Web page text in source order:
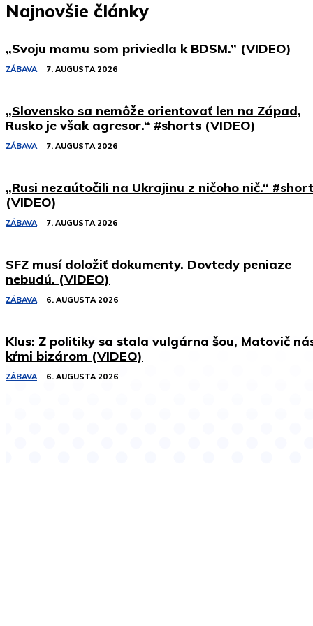
Najnovšie články
„Svoju mamu som priviedla k BDSM.” (VIDEO)
ZÁBAVA 7. AUGUSTA 2026
„Slovensko sa nemôže orientovať len na Západ,
Rusko je však agresor.“ #shorts (VIDEO)
ZÁBAVA 7. AUGUSTA 2026
„Rusi nezaútočili na Ukrajinu z ničoho nič.“
(VIDEO)
ZÁBAVA 7. AUGUSTA 2026
SFZ musí doložiť dokumenty. Dovtedy peniaze
nebudú. (VIDEO)
ZÁBAVA 6. AUGUSTA 2026
Klus: Z politiky sa stala vulgárna šou, Matovič
kŕmi bizárom (VIDEO)
ZÁBAVA 6. AUGUSTA 2026